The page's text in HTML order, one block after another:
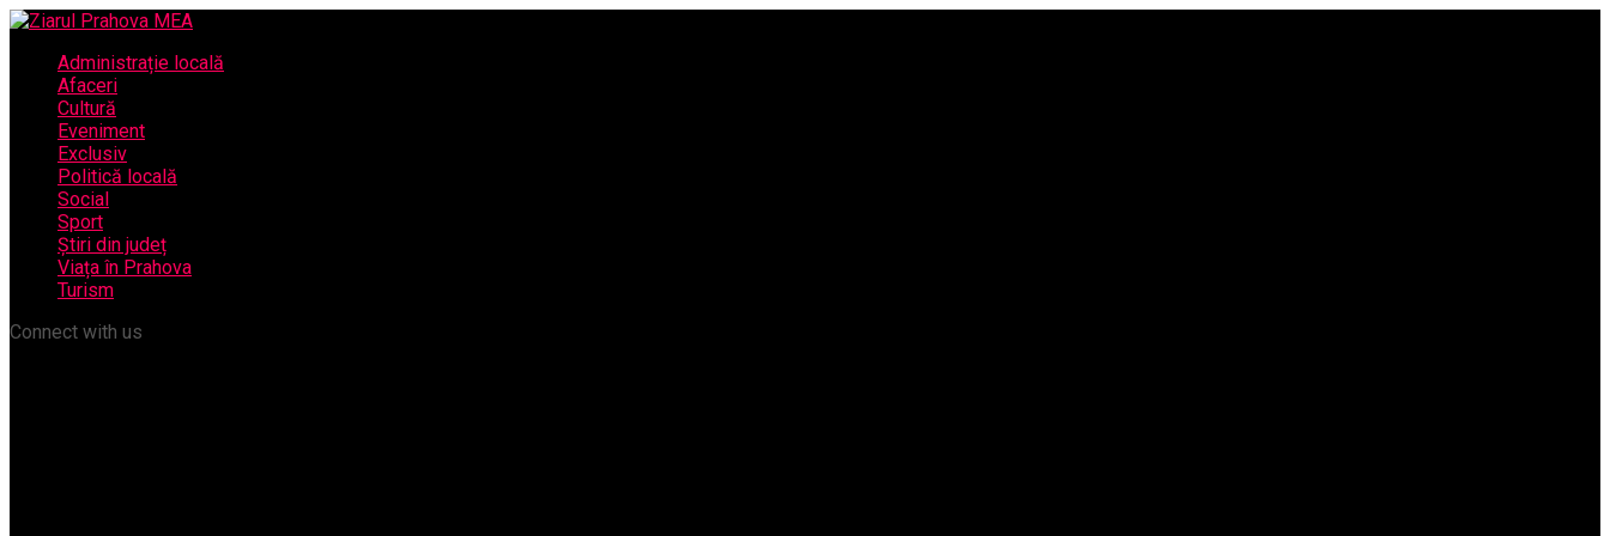
Administrație locală
Afaceri
Cultură
Eveniment
Exclusiv
Politică locală
Social
Sport
Știri din județ
Viața în Prahova
Turism
Connect with us